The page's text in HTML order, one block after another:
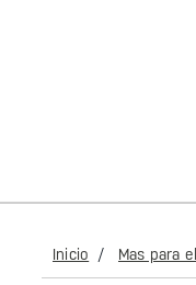
Inicio Mas para